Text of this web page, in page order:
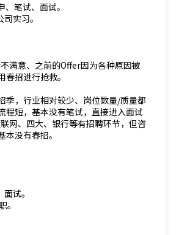
笔试、面试。
实习。
满意、之前的Offer因为各种原因被
招进行抢救。
季，行业相对较少、岗位数量/质量都
程短，基本没有笔试，直接进入面试
网、四大、银行等有招聘环节，但咨
没有春招。
试。
。